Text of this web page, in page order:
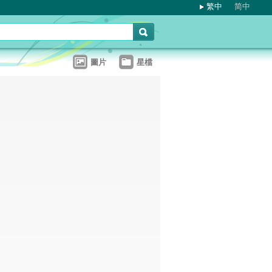
繁中 简中
圖片 星檔